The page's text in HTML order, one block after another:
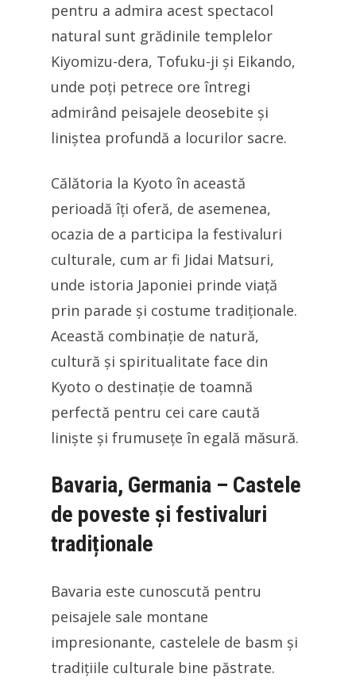
pentru a admira acest spectacol
natural sunt grădinile templelor
Kiyomizu-dera, Tofuku-ji și Eikando,
unde poți petrece ore întregi
admirând peisajele deosebite și
liniștea profundă a locurilor sacre.
Călătoria la Kyoto în această
perioadă îți oferă, de asemenea,
ocazia de a participa la festivaluri
culturale, cum ar fi Jidai Matsuri,
unde istoria Japoniei prinde viață
prin parade și costume tradiționale.
Această combinație de natură,
cultură și spiritualitate face din
Kyoto o destinație de toamnă
perfectă pentru cei care caută
liniște și frumusețe în egală măsură.
Bavaria, Germania – Castele
de poveste și festivaluri
tradiționale
Bavaria este cunoscută pentru
peisajele sale montane
impresionante, castelele de basm și
tradițiile culturale bine păstrate.